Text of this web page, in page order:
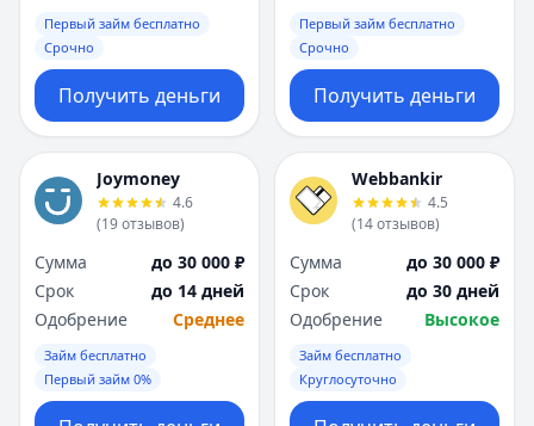
Первый займ бесплатно
Срочно
Получить деньги
Первый займ бесплатно
Срочно
Получить деньги
Joymoney
4.6
(19отзывов)
Сумма
до 30 000 ₽
Срок
до 14 дней
Одобрение
Среднее
Займ бесплатно
Первый займ 0%
Webbankir
4.5
(14отзывов)
Сумма
до 30 000 ₽
Срок
до 30 дней
Одобрение
Высокое
Займ бесплатно
Круглосуточно